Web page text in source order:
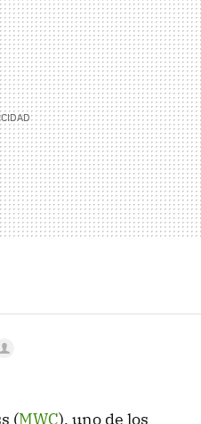
MAIL
(MWC), uno de los